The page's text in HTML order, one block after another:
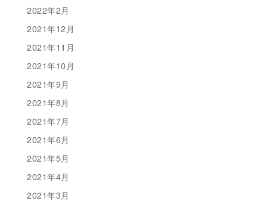
2022年2月
2021年12月
2021年11月
2021年10月
2021年9月
2021年8月
2021年7月
2021年6月
2021年5月
2021年4月
2021年3月